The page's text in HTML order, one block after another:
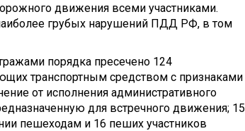
движения всеми участниками.
грубых нарушений ПДД РФ, в том
порядка пресечено 124
транспортным средством с признаками
от исполнения административного
для встречного движения; 15
пешеходам и 16 пеших участников